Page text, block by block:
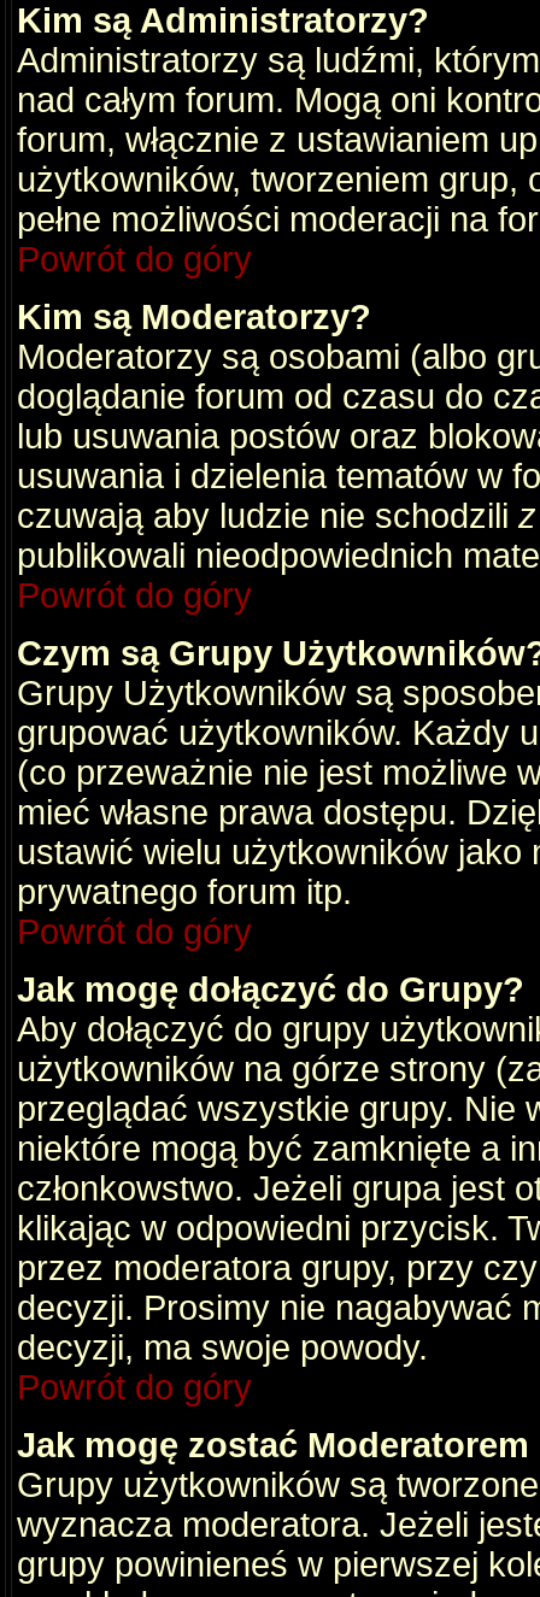
Kim są Administratorzy?
Administratorzy są ludźmi,
nad całym forum. Mogą oni
forum, włącznie z ustawianiem
użytkowników, tworzeniem grup,
pełne możliwości moderacji na
Powrót do góry
Kim są Moderatorzy?
Moderatorzy są osobami (albo
doglądanie forum od czasu do
lub usuwania postów oraz
usuwania i dzielenia tematów w
czuwają aby ludzie nie schodzili
publikowali nieodpowiednich
Powrót do góry
Czym są Grupy
Grupy Użytkowników są
grupować użytkowników. Każdy
(co przeważnie nie jest możliwe
mieć własne prawa dostępu.
ustawić wielu użytkowników
prywatnego forum itp.
Powrót do góry
Jak mogę dołączyć do Grupy?
Aby dołączyć do grupy
użytkowników na górze strony
przeglądać wszystkie grupy. Nie
niektóre mogą być zamknięte a
członkowstwo. Jeżeli grupa jest
klikając w odpowiedni przycisk.
przez moderatora grupy, przy
decyzji. Prosimy nie nagabywać
decyzji, ma swoje powody.
Powrót do góry
Jak mogę zostać
Grupy użytkowników są
wyznacza moderatora. Jeżeli
grupy powinieneś w pierwszej